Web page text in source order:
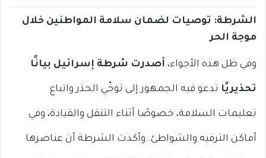
الشرطة: توصيات لضمان سلامة المواطنين خلال
موجة الحر
وفي ظل هذه الأجواء، أصدرت شرطة إسرائيل بيانًا
تحذيريًا تدعو فيه الجمهور إلى توخّي الحذر واتباع
تعليمات السلامة، خصوصًا أثناء التنقل والقيادة، وفي
أماكن الترفيه والشواطئ. وأكدت الشرطة أن عناصرها